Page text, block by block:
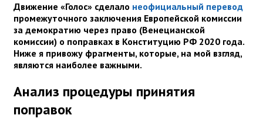
Движение «Голос» сделало неофициальный перевод
промежуточного заключения Европейской комиссии
за демократию через право (Венецианской
комиссии) о поправках в Конституцию РФ 2020 года.
Ниже я привожу фрагменты, которые, на мой взгляд,
являются наиболее важными.
Анализ процедуры принятия
поправок